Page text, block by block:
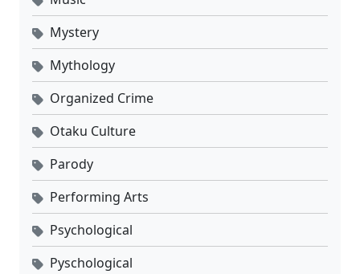
Mystery
Mythology
Organized Crime
Otaku Culture
Parody
Performing Arts
Psychological
Pyschological